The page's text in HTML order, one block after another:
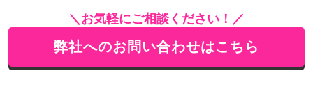
＼お気軽にご相談ください！／
弊社へのお問い合わせはこちら